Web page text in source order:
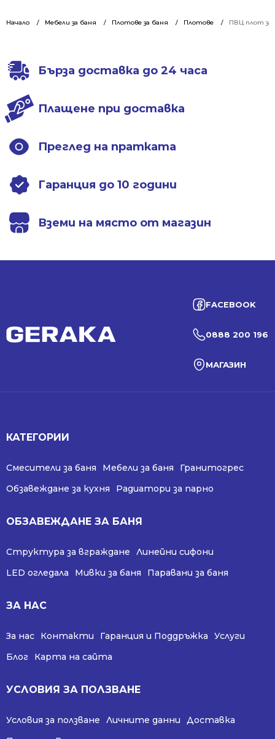
Начало Мебели за баня Плотове за баня Плотове ПВЦ плот за
787.39 €
546.57 €
137.03 €
101.75 €
Бърза доставка до 24 часа
Плащене при доставка
Преглед на пратката
Гаранция до 10 години
Вземи на място от магазин
FACEBOOK
0888 200 196
МАГАЗИН
КАТЕГОРИИ
Смесители за баня Мебели за баня
Гранитогрес
Обзавеждане за кухня
Радиатори за парно
ОБЗАВЕЖДАНЕ ЗА БАНЯ
Структура за вграждане
Линейни сифони
LED огледала
Мивки за баня Паравани за баня
ЗА НАС
За нас Контакти Гаранция и Поддръжка
Услуги
Блог
Карта на сайта
УСЛОВИЯ ЗА ПОЛЗВАНЕ
Условия за ползване Личните данни
Доставка